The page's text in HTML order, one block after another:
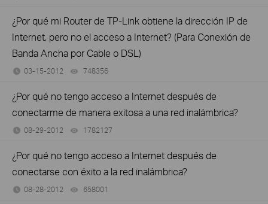
¿Por qué mi Router de TP-Link obtiene la dirección IP de
Internet, pero no el acceso a Internet? (Para Conexión de
Banda Ancha por Cable o DSL)
03-15-2012 748356
¿Por qué no tengo acceso a Internet después de
conectarme de manera exitosa a una red inalámbrica?
08-29-2012 1782127
¿Por qué no tengo acceso a Internet después de
conectarse con éxito a la red inalámbrica?
08-28-2012 658001